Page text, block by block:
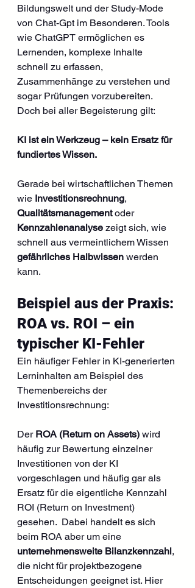
Bildungswelt und der Study-Mode
von Chat-Gpt im Besonderen. Tools
wie ChatGPT ermöglichen es
Lernenden, komplexe Inhalte
schnell zu erfassen,
Zusammenhänge zu verstehen und
sogar Prüfungen vorzubereiten.
Doch bei aller Begeisterung gilt:
KI ist ein Werkzeug – kein Ersatz für
fundiertes Wissen.
Gerade bei wirtschaftlichen Themen
wie Investitionsrechnung,
Qualitätsmanagement oder
Kennzahlenanalyse zeigt sich, wie
schnell aus vermeintlichem Wissen
gefährliches Halbwissen werden
kann.
Beispiel aus der Praxis:
ROA vs. ROI – ein
typischer KI-Fehler
Ein häufiger Fehler in KI-generierten
Lerninhalten am Beispiel des
Themenbereichs der
Investitionsrechnung:
Der ROA (Return on Assets) wird
häufig zur Bewertung einzelner
Investitionen von der KI
vorgeschlagen und häufig gar als
Ersatz für die eigentliche Kennzahl
ROI (Return on Investment)
gesehen.  Dabei handelt es sich
beim ROA aber um eine
unternehmensweite Bilanzkennzahl,
die nicht für projektbezogene
Entscheidungen geeignet ist. Hier